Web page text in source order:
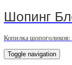
Шопинг
Копилка
Toggle navigation